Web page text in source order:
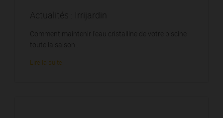
Actualités : Irrijardin
Comment maintenir l'eau cristalline de votre piscine
toute la saison .
Lire la suite